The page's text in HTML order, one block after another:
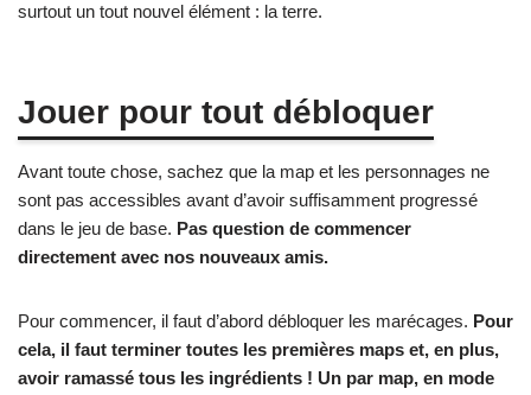
surtout un tout nouvel élément : la terre.
Jouer pour tout débloquer
Avant toute chose, sachez que la map et les personnages ne
sont pas accessibles avant d’avoir suffisamment progressé
dans le jeu de base. Pas question de commencer
directement avec nos nouveaux amis.
Pour commencer, il faut d’abord débloquer les marécages. Pour
cela, il faut terminer toutes les premières maps et, en plus,
avoir ramassé tous les ingrédients ! Un par map, en mode